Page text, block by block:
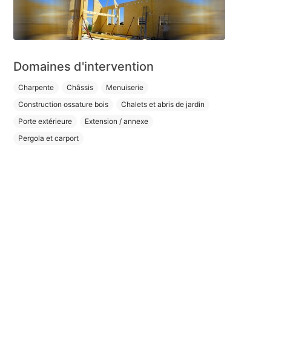
Domaines d'intervention
Charpente Châssis
Menuiserie
Construction ossature bois
Chalets et abris de jardin
Porte extérieure
Extension / annexe
Pergola et carport